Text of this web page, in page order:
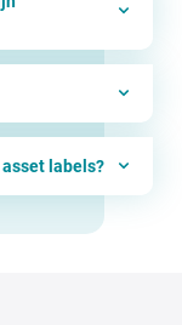
labels?